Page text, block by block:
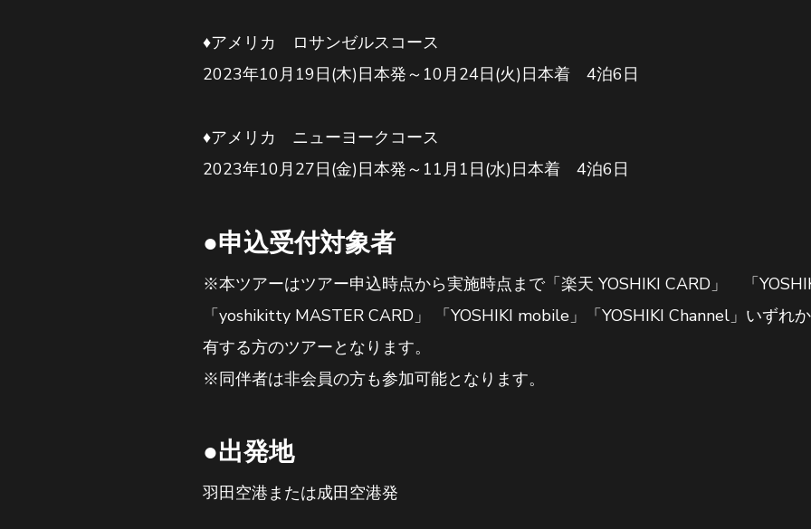
♦アメリカ ロサンゼルスコース
2023年10月19日(木)日本発～10月24日(火)日本着 4泊6日
♦アメリカ ニューヨークコース
2023年10月27日(金)日本発～11月1日(水)日本着 4泊6日
●申込受付対象者
※本ツアーはツアー申込時点から実施時点まで「楽天 YOSHIKI CARD」 「
「yoshikitty MASTER CARD」 「YOSHIKI mobile」「YOSHIKI Channel」いずれ
有する方のツアーとなります。
※同伴者は非会員の方も参加可能となります。
●出発地
羽田空港または成田空港発